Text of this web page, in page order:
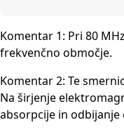
Komentar 1: Pri 80
frekvenčno območje.
Komentar 2: Te
Na širjenje
absorpcije in